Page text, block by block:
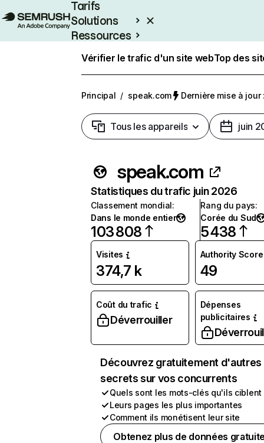
Tarifs
Solutions
Ressources
Vérifier le trafic d'un site webTop des
Principal / speak.com Dernière mise à jour
Tous les appareils juin
speak.com
Statistiques du trafic juin 2026
Classement mondial:
Dans le monde entier
103 808
Rang du pays:
Corée du Sud
5 438
Visites
374,7 k
Authority Score
49
Coût du trafic
Déverrouiller
Dépenses
publicitaires
Découvrez gratuitement d'autres
secrets sur vos concurrents
Quels sont les mots-clés qu'ils ciblent
Leurs pages les plus importantes
Comment ils monétisent leur site
Obtenez plus de données